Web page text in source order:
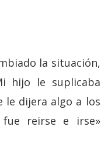
la situación,
hijo le suplicaba
le dijera algo a los
fue reirse e irse»